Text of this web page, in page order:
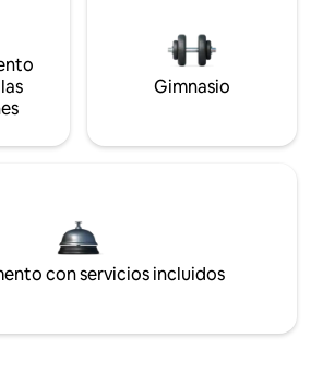
Gimnasio
con servicios incluidos